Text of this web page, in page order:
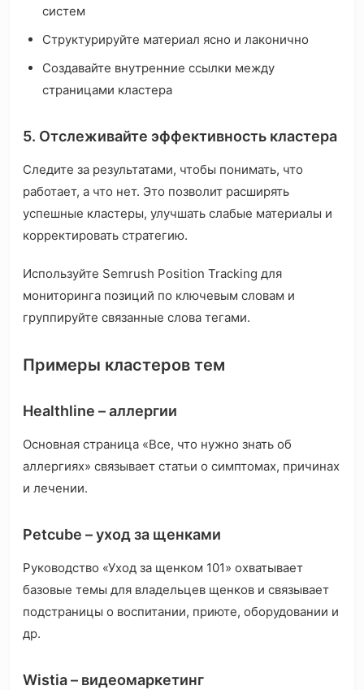
систем
Структурируйте материал ясно и лаконично
Создавайте внутренние ссылки между
страницами кластера
5. Отслеживайте эффективность кластера
Следите за результатами, чтобы понимать, что
работает, а что нет. Это позволит расширять
успешные кластеры, улучшать слабые материалы и
корректировать стратегию.
Используйте Semrush Position Tracking для
мониторинга позиций по ключевым словам и
группируйте связанные слова тегами.
Примеры кластеров тем
Healthline – аллергии
Основная страница «Все, что нужно знать об
аллергиях» связывает статьи о симптомах, причинах
и лечении.
Petcube – уход за щенками
Руководство «Уход за щенком 101» охватывает
базовые темы для владельцев щенков и связывает
подстраницы о воспитании, приюте, оборудовании и
др.
Wistia – видеомаркетинг